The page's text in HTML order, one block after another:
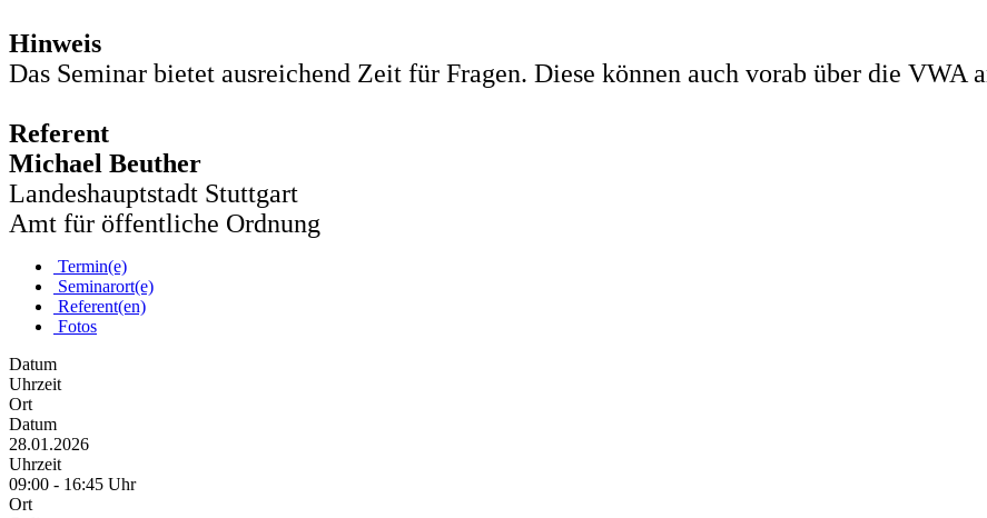
Hinweis
Das Seminar bietet ausreichend Zeit für Fragen. Diese können auch vorab über die VWA
Referent
Michael Beuther
Landeshauptstadt Stuttgart
Amt für öffentliche Ordnung
Termin(e)
Seminarort(e)
Referent(en)
Fotos
Datum
Uhrzeit
Ort
Datum
28.01.2026
Uhrzeit
09:00 - 16:45 Uhr
Ort